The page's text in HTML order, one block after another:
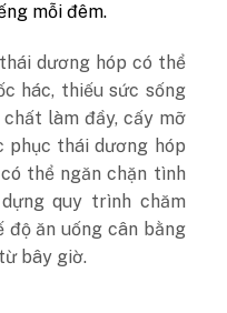
mỗi đêm.
dương hóp có thể
hác, thiếu sức sống
làm đầy, cấy mỡ
phục thái dương hóp
thể ngăn chặn tình
quy trình chăm
độ ăn uống cân bằng
bây giờ.